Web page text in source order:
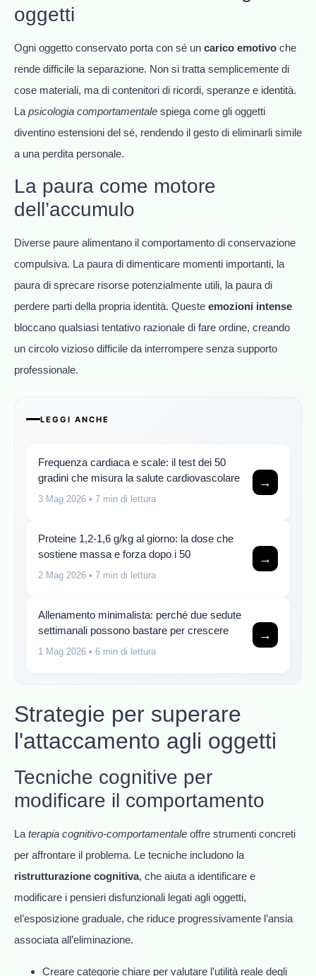
oggetti
Ogni oggetto conservato porta con sé un carico emotivo che
rende difficile la separazione. Non si tratta semplicemente di
cose materiali, ma di contenitori di ricordi, speranze e identità.
La psicologia comportamentale spiega come gli oggetti
diventino estensioni del sé, rendendo il gesto di eliminarli simile
a una perdita personale.
La paura come motore
dell’accumulo
Diverse paure alimentano il comportamento di conservazione
compulsiva. La paura di dimenticare momenti importanti, la
paura di sprecare risorse potenzialmente utili, la paura di
perdere parti della propria identità. Queste emozioni intense
bloccano qualsiasi tentativo razionale di fare ordine, creando
un circolo vizioso difficile da interrompere senza supporto
professionale.
LEGGI ANCHE
Frequenza cardiaca e scale: il test dei 50
gradini che misura la salute cardiovascolare
3 Mag 2026 • 7 min di lettura
→
Proteine 1,2-1,6 g/kg al giorno: la dose che
sostiene massa e forza dopo i 50
2 Mag 2026 • 7 min di lettura
→
Allenamento minimalista: perché due sedute
settimanali possono bastare per crescere
1 Mag 2026 • 6 min di lettura
→
Strategie per superare
l'attaccamento agli oggetti
Tecniche cognitive per
modificare il comportamento
La terapia cognitivo-comportamentale offre strumenti concreti
per affrontare il problema. Le tecniche includono la
ristrutturazione cognitiva, che aiuta a identificare e
modificare i pensieri disfunzionali legati agli oggetti,
el’esposizione graduale, che riduce progressivamente l’ansia
associata all’eliminazione.
Creare categorie chiare per valutare l’utilità reale degli